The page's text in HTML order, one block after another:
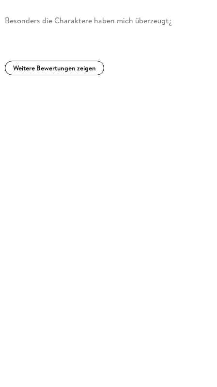
Besonders die Charaktere haben mich überzeugt¿
Weitere Bewertungen zeigen